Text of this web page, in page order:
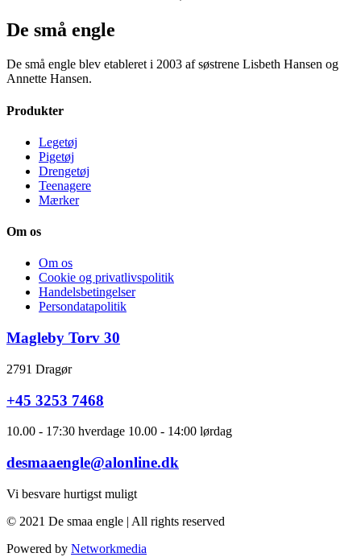
De små engle
De små engle blev etableret i 2003 af søstrene Lisbeth Hansen og
Annette Hansen.
Produkter
Legetøj
Pigetøj
Drengetøj
Teenagere
Mærker
Om os
Om os
Cookie og privatlivspolitik
Handelsbetingelser
Persondatapolitik
Magleby Torv 30
2791 Dragør
+45 3253 7468
10.00 - 17:30 hverdage 10.00 - 14:00 lørdag
desmaaengle@alonline.dk
Vi besvare hurtigst muligt
© 2021 De smaa engle | All rights reserved
Powered by Networkmedia